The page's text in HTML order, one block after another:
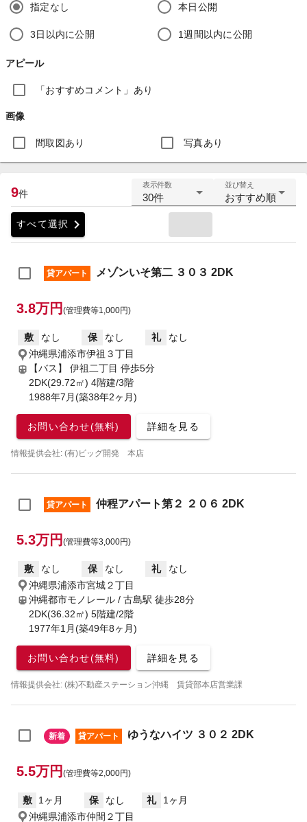
指定なし 本日公開
3日以内に公開 1週間以内に公開
アピール
「おすすめコメント」あり
画像
間取図あり 写真あり
9件
表示件数
30件
並び替え
おすすめ順
すべて選択 chevron_right
貸アパート メゾンいそ第二 ３０３ 2DK
3.8万円 (管理費等1,000円)
敷 なし 保 なし 礼
なし
沖縄県浦添市伊祖３丁目
【バス】 伊祖二丁目 停歩5分
2DK(29.72㎡) 4階建/3階
1988年7月(築38年2ヶ月)
お問い合わせ(無料) 詳細を見る
情報提供会社: (有)ビッグ開発 本店
貸アパート 仲程アパート第２ ２０６ 2DK
5.3万円 (管理費等3,000円)
敷 なし 保 なし 礼
なし
沖縄県浦添市宮城２丁目
沖縄都市モノレール / 古島駅 徒歩28分
2DK(36.32㎡) 5階建/2階
1977年1月(築49年8ヶ月)
お問い合わせ(無料) 詳細を見る
情報提供会社: (株)不動産ステーション沖縄 賃貸部本店営業課
新着 貸アパート ゆうなハイツ ３０２ 2DK
5.5万円 (管理費等2,000円)
敷 1ヶ月 保 なし 礼
1ヶ月
沖縄県浦添市仲間２丁目